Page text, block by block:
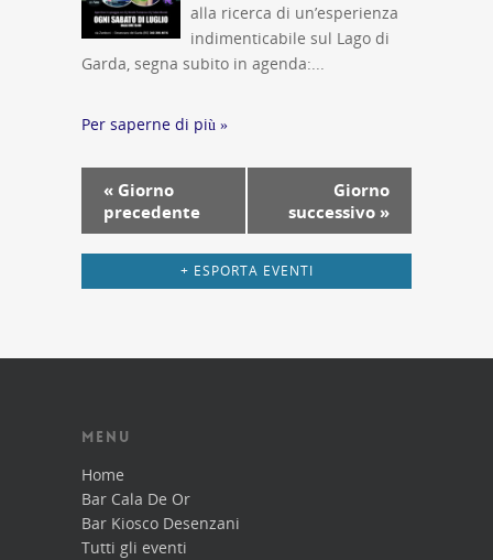
alla ricerca di un’esperienza
indimenticabile sul Lago di
Garda, segna subito in agenda:...
Per saperne di più »
Navigazione
per
giorno
« Giorno
precedente
Giorno
successivo »
+ ESPORTA EVENTI
MENU
Home
Bar Cala De Or
Bar Kiosco Desenzani
Tutti gli eventi